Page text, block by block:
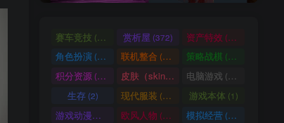
赛车竞技 (36) 赏析屋 (372) 资产特效 (224)
角色扮演 (207) 联机整合 (34) 策略战棋 (71)
积分资源 (3246) 皮肤（skin） (1)电脑游戏 (1003)
生存(2) 现代服装 (929) 游戏本体 (1)
游戏动漫古装 (466)
欧风人物 (62) 模拟经营 (57)